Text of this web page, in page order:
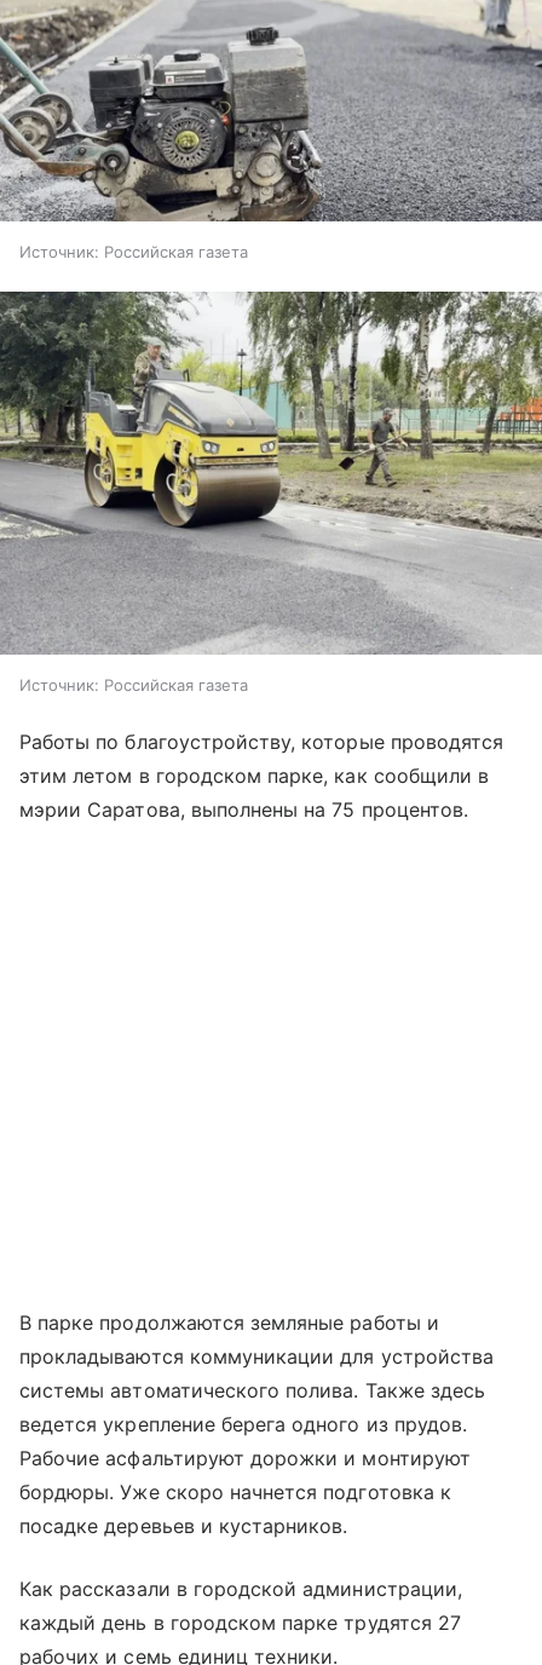
Источник: Российская газета
Источник: Российская газета
Работы по благоустройству, которые проводятся
этим летом в городском парке, как сообщили в
мэрии Саратова, выполнены на 75 процентов.
В парке продолжаются земляные работы и
прокладываются коммуникации для устройства
системы автоматического полива. Также здесь
ведется укрепление берега одного из прудов.
Рабочие асфальтируют дорожки и монтируют
бордюры. Уже скоро начнется подготовка к
посадке деревьев и кустарников.
Как рассказали в городской администрации,
каждый день в городском парке трудятся 27
рабочих и семь единиц техники.